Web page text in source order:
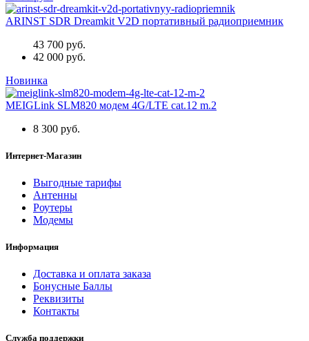
ARINST SDR Dreamkit V2D портативный радиоприемник
43 700 руб.
42 000 руб.
Новинка
MEIGLink SLM820 модем 4G/LTE cat.12 m.2
8 300 руб.
Интернет-Магазин
Выгодные тарифы
Антенны
Роутеры
Модемы
Информация
Доставка и оплата заказа
Бонусные Баллы
Реквизиты
Контакты
Служба поддержки